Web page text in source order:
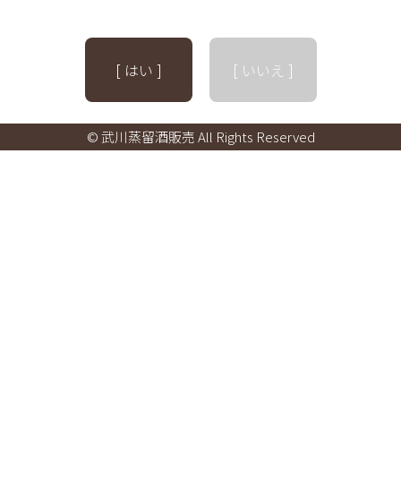
[ はい ] [ いいえ ]
© 武川蒸留酒販売 All Rights Reserved